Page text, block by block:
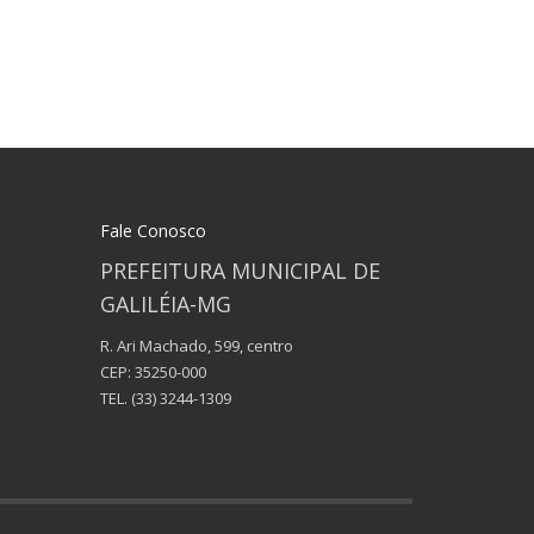
Fale Conosco
PREFEITURA MUNICIPAL DE
GALILÉIA-MG
R. Ari Machado, 599, centro
CEP: 35250-000
TEL. (33) 3244-1309